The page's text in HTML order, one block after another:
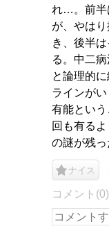
れ…。前半
が、やは
き、後半
る。中二
と論理的
ラインが
有能とい
回も有る
の謎が残っ
ナイス
コメント(0)